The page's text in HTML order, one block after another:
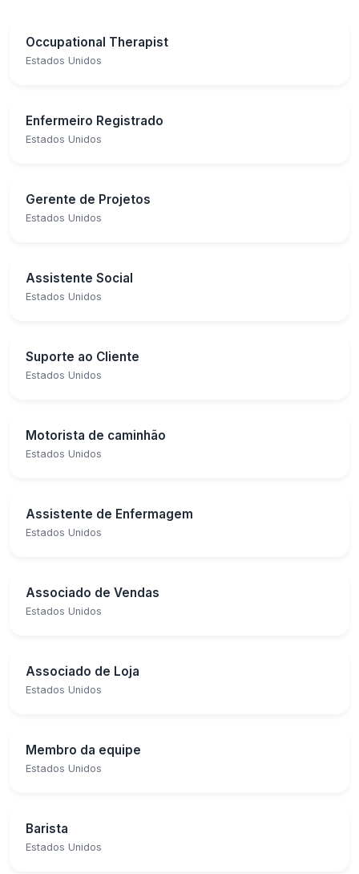
Occupational Therapist
Estados Unidos
Enfermeiro Registrado
Estados Unidos
Gerente de Projetos
Estados Unidos
Assistente Social
Estados Unidos
Suporte ao Cliente
Estados Unidos
Motorista de caminhão
Estados Unidos
Assistente de Enfermagem
Estados Unidos
Associado de Vendas
Estados Unidos
Associado de Loja
Estados Unidos
Membro da equipe
Estados Unidos
Barista
Estados Unidos